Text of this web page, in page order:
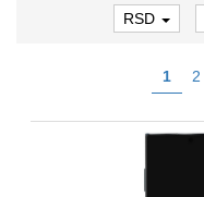
RSD
1 2